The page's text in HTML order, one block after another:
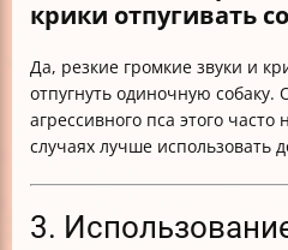
крики отпугивать
Да, резкие громкие звуки и
отпугнуть одиночную собаку.
агрессивного пса этого часто
случаях лучше использовать
3.